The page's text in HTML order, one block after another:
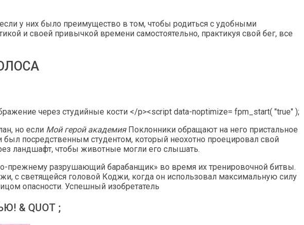
у них было преимущество в том, чтобы родиться с удобными
и своей привычкой времени самостоятельно, практикуя свой бег, все
fpm_start( "true" );
но если Мой герой академия Поклонники обращают на него пристальное
посредственным студентом, который неохотно проецировал свой
ландшафт, чтобы животные могли его слышать.
прежнему разрушающий барабанщик» во время их тренировочной битвы.
с светящейся головой Коджи, когда он использовал максимальную силу
опасности. Успешный изобретатель
& QUOT ;